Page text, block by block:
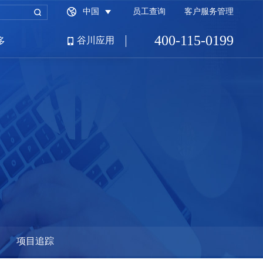
中国 员工查询 客户服务管理
谷川应用
招商园区端
400-115-0199
项目追踪